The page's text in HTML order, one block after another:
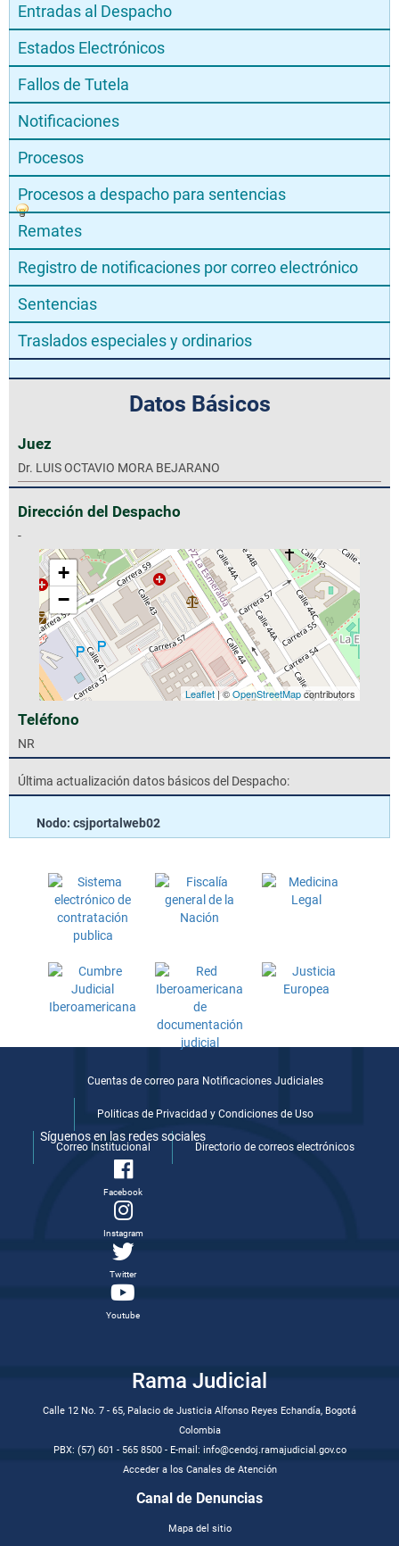
Entradas al Despacho
Estados Electrónicos
Fallos de Tutela
Notificaciones
Procesos
Procesos a despacho para sentencias
Remates
Registro de notificaciones por correo electrónico
Sentencias
Traslados especiales y ordinarios
Datos Básicos
Juez
Dr. LUIS OCTAVIO MORA BEJARANO
Dirección del Despacho
-
+
−
Leaflet| ©OpenStreetMapcontributors
Teléfono
NR
Última actualización datos básicos del Despacho:
Nodo: csjportalweb02
Cuentas de correo para Notificaciones Judiciales
Politicas de Privacidad y Condiciones de Uso
Correo Institucional Directorio de correos electrónicos
Síguenos en las redes sociales
Facebook
Instagram
Twitter
Youtube
Rama Judicial
Calle 12 No. 7 - 65, Palacio de Justicia Alfonso Reyes Echandía, Bogotá
Colombia
PBX: (57) 601 - 565 8500 - E-mail: info@cendoj.ramajudicial.gov.co
Acceder a los Canales de Atención
Canal de Denuncias
Mapa del sitio